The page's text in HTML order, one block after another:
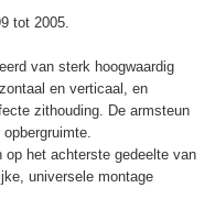
tot 2005.
van sterk hoogwaardig
en verticaal, en
zithouding. De armsteun
op het achterste gedeelte van
universele montage